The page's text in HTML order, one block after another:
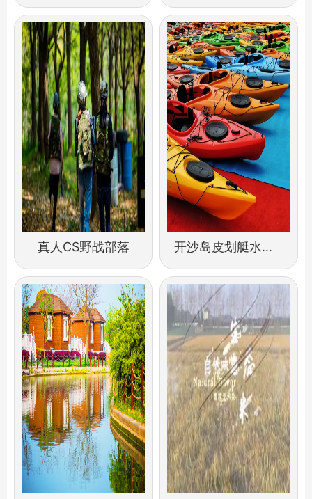
真人CS野战部落 开沙岛皮划艇水上运动休闲项目